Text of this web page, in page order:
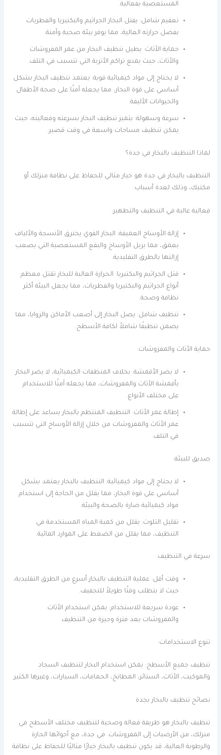
المستعصية بفعالية.
تعقيم شامل: يقتل البخار الجراثيم والبكتيريا والفطريات
بفضل حرارته العالية، مما يوفر بيئة صحية وآمنة.
حماية الأثاث: يطيل تنظيف البخار من عمر المفروشات
والأثاث، حيث يمنع تراكم الأتربة التي تتسبب في التلف.
لا يحتاج إلى مواد كيميائية قوية: يعتمد تنظيف البخار بشكل
أساسي على قوة البخار، مما يجعله آمنًا على صحة الأطفال
والحيوانات الأليفة.
سرعة وسهولة: يتميز تنظيف البخار بسرعته وفعاليته، حيث
يمكن تنظيف مساحات واسعة في وقت قصير.
لماذا التنظيف بالبخار في جدة؟
التنظيف بالبخار في جدة هو خيار مثالي للحفاظ على نظافة منزلك أو
مكتبك، وذلك لعدة أسباب:
فعالية عالية في التنظيف والتطهير:
إزالة الأوساخ العميقة: البخار القوي يخترق الأنسجة والألياف
بعمق، مما يزيل الأوساخ والبقع المستعصية التي يصعب
إزالتها بالطرق التقليدية.
قتل الجراثيم والبكتيريا: الحرارة العالية للبخار تقتل معظم
أنواع الجراثيم والبكتيريا والفطريات، مما يجعل البيئة أكثر
نظافة وصحة.
تنظيف شامل: يصل البخار إلى أصعب الأماكن والزوايا، مما
يضمن تنظيفًا شاملاً لكافة الأسطح.
حماية الأثاث والمفروشات:
لا يضر الأقمشة: بخلاف المنظفات الكيميائية، لا يضر البخار
بأقمشة الأثاث والمفروشات، مما يجعله آمنًا للاستخدام
على مختلف الأنواع.
إطالة عمر الأثاث: التنظيف المنتظم بالبخار يساعد على إطالة
عمر الأثاث والمفروشات من خلال إزالة الأوساخ التي تتسبب
في التلف.
صديق للبيئة:
لا يحتاج إلى مواد كيميائية: التنظيف بالبخار يعتمد بشكل
أساسي على قوة البخار، مما يقلل من الحاجة إلى استخدام
مواد كيميائية ضارة بالصحة والبيئة.
تقليل التلوث: يقلل من كمية المياه المستخدمة في
التنظيف، مما يقلل من الضغط على الموارد المائية.
سرعة في التنظيف:
وقت أقل: عملية التنظيف بالبخار أسرع من الطرق التقليدية،
حيث لا يتطلب وقتًا طويلاً للتجفيف.
عودة سريعة للاستخدام: يمكن استخدام الأثاث
والمفروشات بعد فترة وجيزة من التنظيف.
تنوع الاستخدامات:
تنظيف جميع الأسطح: يمكن استخدام البخار لتنظيف السجاد
والموكيت، الأثاث، الستائر، المطابخ، الحمامات، السيارات، وغيرها الكثير.
نصائح تنظيف بالبخار بجدة
تنظيف بالبخار هو طريقة فعالة وصحية لتنظيف مختلف الأسطح في
منزلك، من الأرضيات إلى المفروشات. في جدة، مع أجوائها الحارة
والرطوبة العالية، قد يكون تنظيف بالبخار خيارًا مثاليًا للحفاظ على نظافة